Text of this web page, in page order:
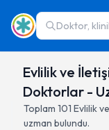
Doktor,
Evlilik ve
Doktorlar -
Toplam 101 Evlilik
uzman bulundu.